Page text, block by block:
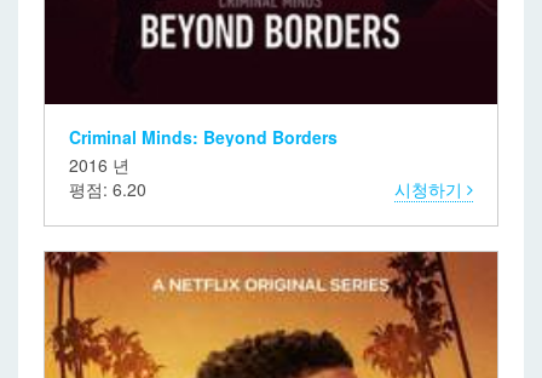
Criminal Minds: Beyond Borders
2016 년
평점: 6.20
시청하기